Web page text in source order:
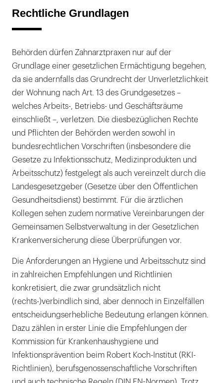
Rechtliche Grundlagen
Behörden dürfen Zahnarztpraxen nur auf der
Grundlage einer gesetzlichen Ermächtigung begehen,
da sie andernfalls das Grundrecht der Unverletzlichkeit
der Wohnung nach Art. 13 des Grundgesetzes –
welches Arbeits-, Betriebs- und Geschäftsräume
einschließt –, verletzen. Die diesbezüglichen Rechte
und Pflichten der Behörden werden sowohl in
bundesrechtlichen Vorschriften (insbesondere die
Gesetze zu Infektionsschutz, Medizinprodukten und
Arbeitsschutz) festgelegt als auch vereinzelt durch die
Landesgesetzgeber (Gesetze über den Öffentlichen
Gesundheitsdienst) bestimmt. Für die ärztlichen
Kollegen sehen zudem normative Vereinbarungen der
Gemeinsamen Selbstverwaltung in der Gesetzlichen
Krankenversicherung diese Überprüfungen vor.
Die Anforderungen an Hygiene und Arbeitsschutz sind
in zahlreichen Empfehlungen und Richtlinien
konkretisiert, die zwar grundsätzlich nicht
(rechts-)verbindlich sind, aber dennoch in Einzelfällen
entscheidungserhebliche Bedeutung erlangen können.
Dazu zählen in erster Linie die Empfehlungen der
Kommission für Krankenhaushygiene und
Infektionsprävention beim Robert Koch-Institut (RKI-
Richtlinien), berufsgenossenschaftliche Vorschriften